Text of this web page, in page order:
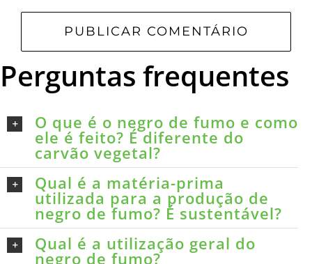
Perguntas frequentes
O que é o negro de fumo e como
ele é feito? É diferente do
carvão vegetal?
Qual é a matéria-prima
utilizada para a produção de
negro de fumo? É sustentável?
Qual é a utilização geral do
negro de fumo?